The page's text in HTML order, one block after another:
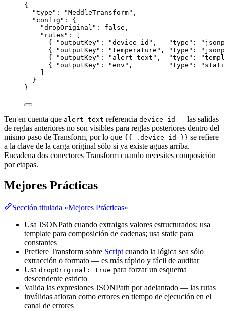
{
"type" : "MeddleTransform" ,
"config" : {
"dropOriginal" : false ,
"rules" : [
{
"outputKey" : "device_id " , "type" : "
{
"outputKey" : "temperature " , "type" : "
{
"outputKey" : " alert_text " , "type" : "
{
"outputKey" : "env " , "type" : "
]
}
}
Ten en cuenta que alert_text referencia device_id — las salidas
de reglas anteriores no son visibles para reglas posteriores dentro del
mismo paso de Transform, por lo que {{ .device_id }} se refiere
a la clave de la carga original sólo si ya existe aguas arriba.
Encadena dos conectores Transform cuando necesites composición
por etapas.
Mejores Prácticas
Sección titulada «Mejores Prácticas»
Usa JSONPath cuando extraigas valores estructurados; usa
template para composición de cadenas; usa static para
constantes
Prefiere Transform sobre Script cuando la lógica sea sólo
extracción o formato — es más rápido y fácil de auditar
Usa dropOriginal: true para forzar un esquema
descendente estricto
Valida las expresiones JSONPath por adelantado — las rutas
inválidas afloran como errores en tiempo de ejecución en el
canal de errores